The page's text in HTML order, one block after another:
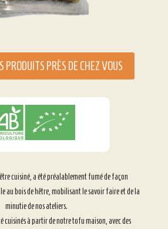
PRODUITS PRÈS DE CHEZ VOUS
cuisiné, a été préalablement fumé de façon
au bois de hêtre, mobilisant le savoir faire et de la
minutie de nos ateliers.
cuisinés à partir de notre tofu maison, avec des